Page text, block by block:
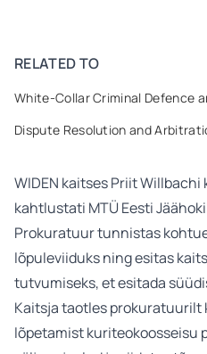
RELATED TO
White-Collar Criminal Defence
Dispute Resolution and
WIDEN kaitses Priit
kahtlustati MTÜ Eesti
Prokuratuur tunnistas
lõpuleviiduks ning esitas
tutvumiseks, et esitada
Kaitsja taotles
lõpetamist kuriteokoosseisu